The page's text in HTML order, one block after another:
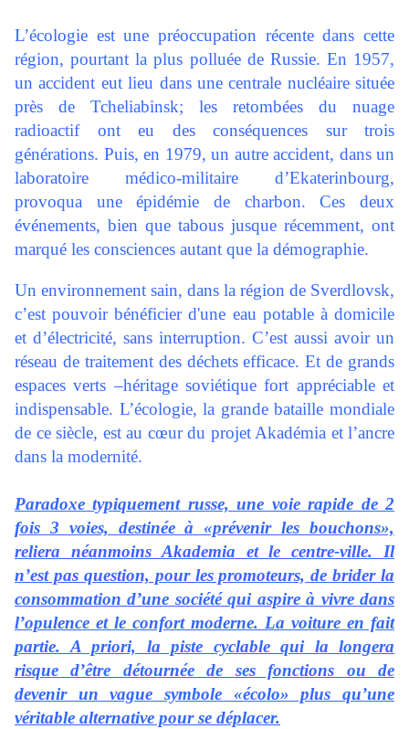
L’écologie est une préoccupation récente dans cette
région, pourtant la plus polluée de Russie. En 1957,
un accident eut lieu dans une centrale nucléaire située
près de Tcheliabinsk; les retombées du nuage
radioactif ont eu des conséquences sur trois
générations. Puis, en 1979, un autre accident, dans un
laboratoire médico-militaire d’Ekaterinbourg,
provoqua une épidémie de charbon. Ces deux
événements, bien que tabous jusque récemment, ont
marqué les consciences autant que la démographie.
Un environnement sain, dans la région de Sverdlovsk,
c’est pouvoir bénéficier d'une eau potable à domicile
et d’électricité, sans interruption. C’est aussi avoir un
réseau de traitement des déchets efficace. Et de grands
espaces verts –héritage soviétique fort appréciable et
indispensable. L’écologie, la grande bataille mondiale
de ce siècle, est au cœur du projet Akadémia et l’ancre
dans la modernité.
Paradoxe typiquement russe, une voie rapide de 2
fois 3 voies, destinée à «prévenir les bouchons»,
reliera néanmoins Akademia et le centre-ville. Il
n’est pas question, pour les promoteurs, de brider la
consommation d’une société qui aspire à vivre dans
l’opulence et le confort moderne. La voiture en fait
partie. A priori, la piste cyclable qui la longera
risque d’être détournée de ses fonctions ou de
devenir un vague symbole «écolo» plus qu’une
véritable alternative pour se déplacer.